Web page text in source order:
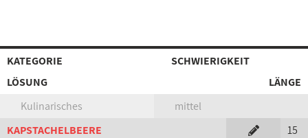
KATEGORIE
SCHWIERIGKEIT
LÖSUNG
LÄNGE
Kulinarisches
mittel
KAPSTACHELBEERE
15